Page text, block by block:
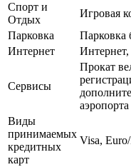
Спорт и
Отдых
Игровая
Парковка
Парковка
Интернет
Сервисы
Прокат
Виды
принимаемых
кредитных
карт
Visa,